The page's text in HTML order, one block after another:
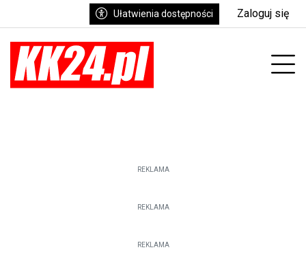
Ułatwienia dostępności Zaloguj się
REKLAMA
REKLAMA
REKLAMA